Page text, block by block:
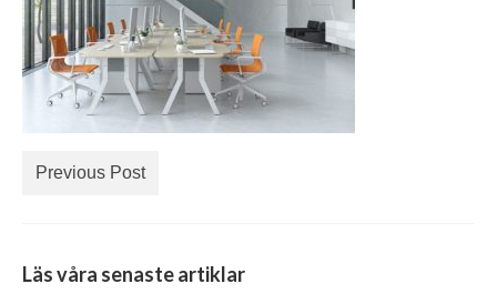
Previous Post
Läs våra senaste artiklar